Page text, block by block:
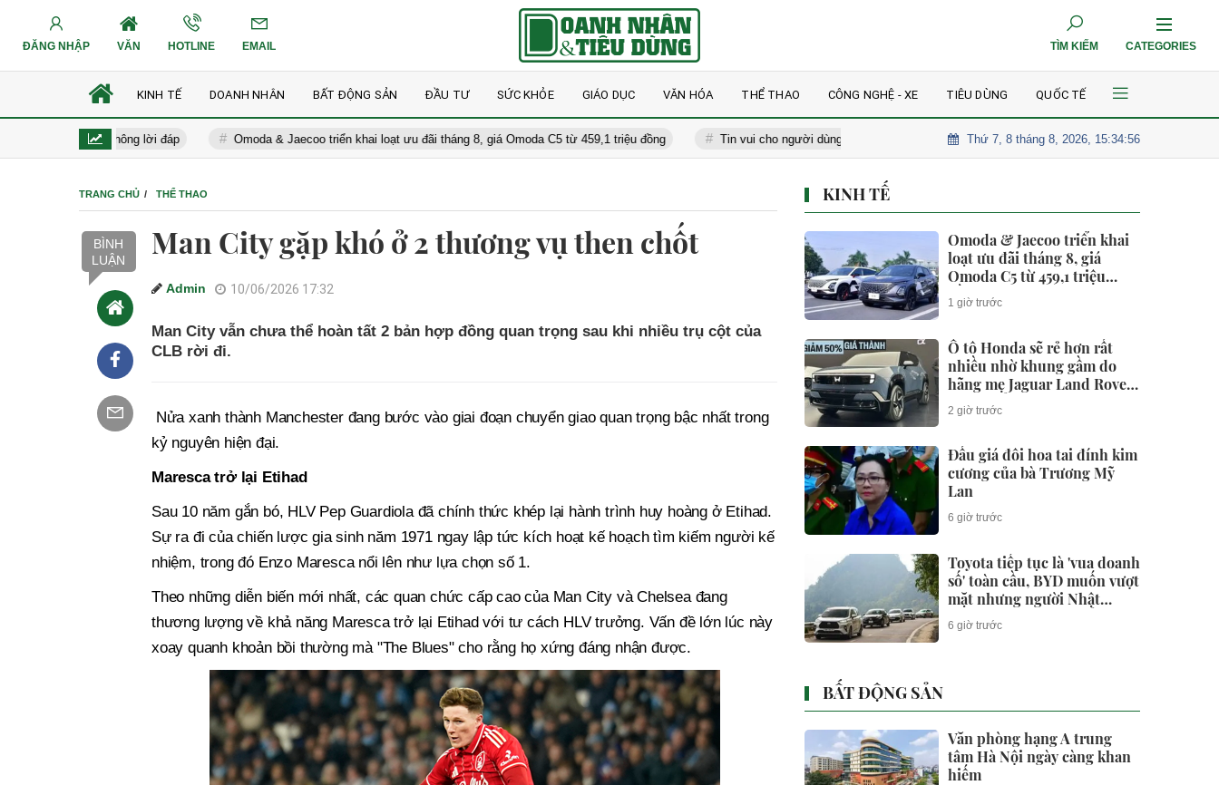
ĐĂNG NHẬP VĂN HOTLINE EMAIL TÌM KIẾM CATEGORIES
KINH TẾ DOANH NHÂN BẤT ĐỘNG SẢN ĐẦU TƯ SỨC KHỎE GIÁO DỤC VĂN HÓA THỂ THAO CÔNG NGHỆ - XE TIÊU DÙNG QUỐC TẾ
cuộc gọi không lời đáp Omoda & Jaecoo triển khai loạt ưu đãi tháng 8, giá Omoda C5 từ 459,1 triệu đồng Tin vui cho người dùng ChatGPT miễn phí Toàn cảnh nút giao ùn tắc bậc nhất Quy Nhơn
Thứ 7, 8 tháng 8, 2026, 15:34:57
TRANG CHỦ THỂ THAO
BÌNH
LUẬN
Man City gặp khó ở 2 thương vụ then chốt
Admin 10/06/2026 17:32
Man City vẫn chưa thể hoàn tất 2 bản hợp đồng quan trọng sau khi nhiều trụ cột của
CLB rời đi.
Nửa xanh thành Manchester đang bước vào giai đoạn chuyển giao quan trọng bậc nhất trong
kỷ nguyên hiện đại.
Maresca trở lại Etihad
Sau 10 năm gắn bó, HLV Pep Guardiola đã chính thức khép lại hành trình huy hoàng ở Etihad.
Sự ra đi của chiến lược gia sinh năm 1971 ngay lập tức kích hoạt kế hoạch tìm kiếm người kế
nhiệm, trong đó Enzo Maresca nổi lên như lựa chọn số 1.
Theo những diễn biến mới nhất, các quan chức cấp cao của Man City và Chelsea đang
thương lượng về khả năng Maresca trở lại Etihad với tư cách HLV trưởng. Vấn đề lớn lúc này
xoay quanh khoản bồi thường mà "The Blues" cho rằng họ xứng đáng nhận được.
KINH TẾ
Omoda & Jaecoo triển khai
loạt ưu đãi tháng 8, giá
Omoda C5 từ 459,1 triệu
đồng
1 giờ trước
Ô tô Honda sẽ rẻ hơn rất
nhiều nhờ khung gầm do
hãng mẹ Jaguar Land Rover
phát triển?
2 giờ trước
Đấu giá đôi hoa tai đính kim
cương của bà Trương Mỹ
Lan
6 giờ trước
Toyota tiếp tục là 'vua doanh
số' toàn cầu, BYD muốn vượt
mặt nhưng người Nhật
'nhanh hơn' ở một điểm
6 giờ trước
BẤT ĐỘNG SẢN
Văn phòng hạng A trung
tâm Hà Nội ngày càng khan
hiếm